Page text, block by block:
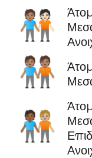
🧑🏽‍🤝‍🧑🏻
🧑🏽‍🤝‍🧑🏽
🧑🏾‍🤝‍🧑🏼